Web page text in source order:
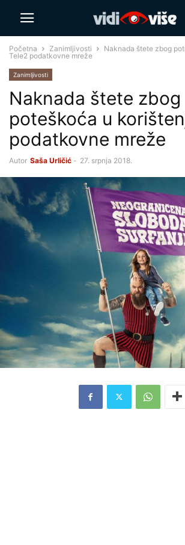
Početna Zanimljivosti
Naknada štete zbog
Tele2 podatkovne mreže
Zanimljivosti
Naknada štete zbog
poteškoća u
podatkovne mreže
Autor Saša Urličić - 27. srpnja 2018.